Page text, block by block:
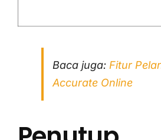
Baca juga: Fitur
Accurate Online